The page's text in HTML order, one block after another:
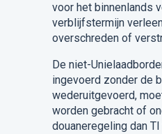
voor het binnenlands
verblijfstermijn
overschreden of
De niet-
ingevoerd zonder de
wederuitgevoerd,
worden gebracht of
douaneregeling dan TI